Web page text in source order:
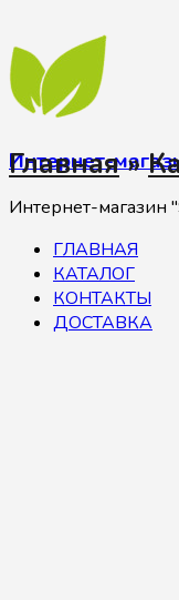
Интернет-
Интернет-магазин
ГЛАВНАЯ
КАТАЛОГ
КОНТАКТЫ
ДОСТАВКА
Главная»